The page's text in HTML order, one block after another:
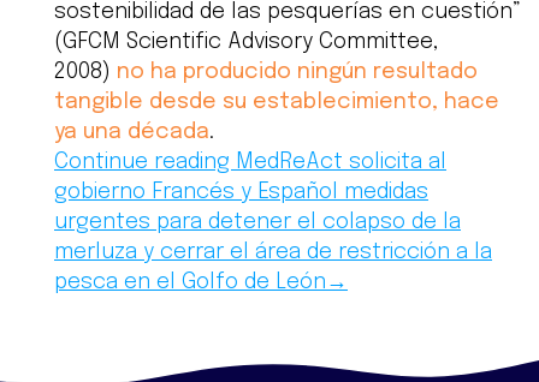
sostenibilidad de las pesquerías en cuestión”
(GFCM Scientific Advisory Committee,
2008) no ha producido ningún resultado
tangible desde su establecimiento, hace
ya una década.
Continue reading MedReAct solicita al
gobierno Francés y Español medidas
urgentes para detener el colapso de la
merluza y cerrar el área de restricción a la
pesca en el Golfo de León→